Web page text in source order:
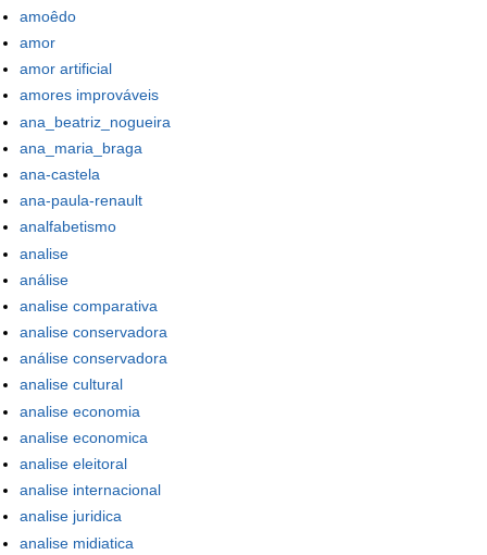
amoêdo
amor
amor artificial
amores improváveis
ana_beatriz_nogueira
ana_maria_braga
ana-castela
ana-paula-renault
analfabetismo
analise
análise
analise comparativa
analise conservadora
análise conservadora
analise cultural
analise economia
analise economica
analise eleitoral
analise internacional
analise juridica
analise midiatica